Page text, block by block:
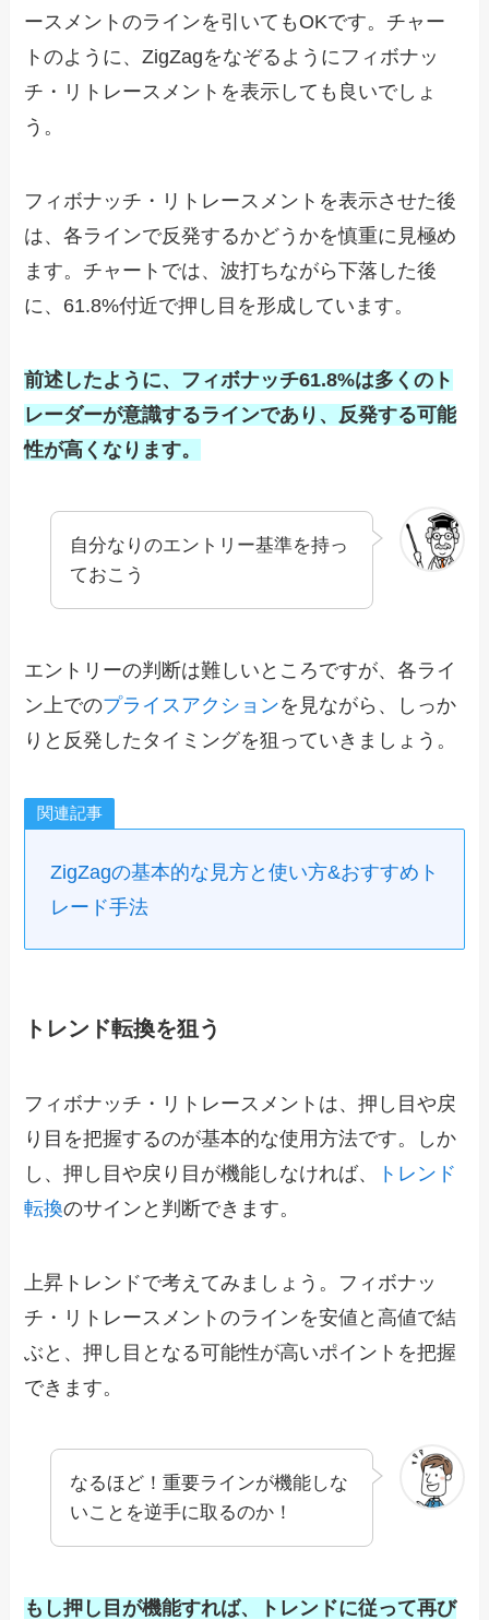
ースメントのラインを引いてもOKです。チャー
トのように、ZigZagをなぞるようにフィボナッ
チ・リトレースメントを表示しても良いでしょ
う。
フィボナッチ・リトレースメントを表示させた後
は、各ラインで反発するかどうかを慎重に見極め
ます。チャートでは、波打ちながら下落した後
に、61.8%付近で押し目を形成しています。
前述したように、フィボナッチ61.8%は多くのト
レーダーが意識するラインであり、反発する可能
性が高くなります。
自分なりのエントリー基準を持っ
ておこう
エントリーの判断は難しいところですが、各ライ
ン上でのプライスアクションを見ながら、しっか
りと反発したタイミングを狙っていきましょう。
関連記事
ZigZagの基本的な見方と使い方&おすすめト
レード手法
トレンド転換を狙う
フィボナッチ・リトレースメントは、押し目や戻
り目を把握するのが基本的な使用方法です。しか
し、押し目や戻り目が機能しなければ、
トレンド
転換のサインと判断できます。
上昇トレンドで考えてみましょう。フィボナッ
チ・リトレースメントのラインを安値と高値で結
ぶと、押し目となる可能性が高いポイントを把握
できます。
なるほど！重要ラインが機能しな
いことを逆手に取るのか！
もし押し目が機能すれば、トレンドに従って再び